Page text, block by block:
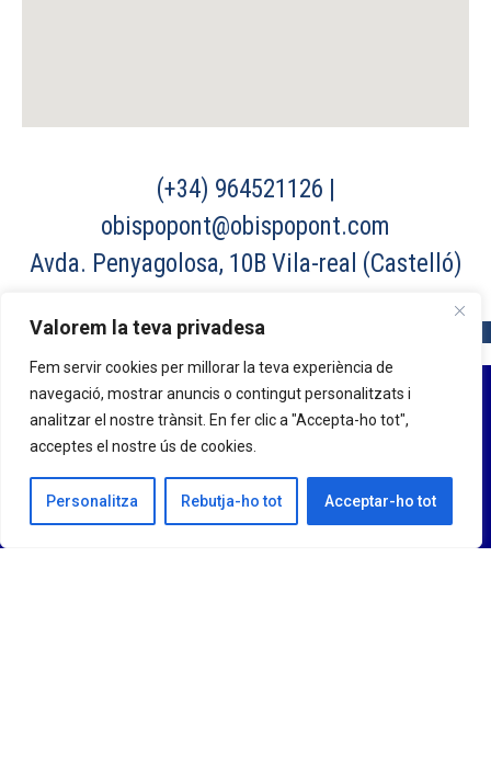
Valorem la teva privadesa
Fem servir cookies per millorar la teva experiència de
navegació, mostrar anuncis o contingut personalitzats i
analitzar el nostre trànsit. En fer clic a "Accepta-ho tot",
acceptes el nostre ús de cookies.
Personalitza Rebutja-ho tot Acceptar-ho tot
(+34) 964521126 |
obispopont@obispopont.com
Avda. Penyagolosa, 10B Vila-real (Castelló)